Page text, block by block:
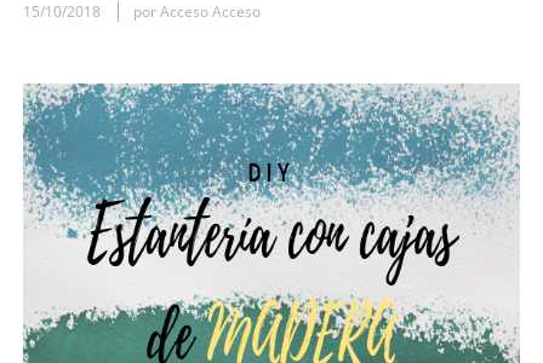
15/10/2018 por Acceso Acceso